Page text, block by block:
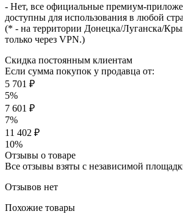
- Нет, все официальные премиум-
доступны для использования в любой
(* - на территории Донецка/Луганска/
только через VPN.)
Скидка постоянным клиентам
Если сумма покупок у продавца от:
5 701 ₽
5%
7 601 ₽
7%
11 402 ₽
10%
Отзывы о товаре
Все отзывы взяты с независимой
Отзывов нет
Похожие товары